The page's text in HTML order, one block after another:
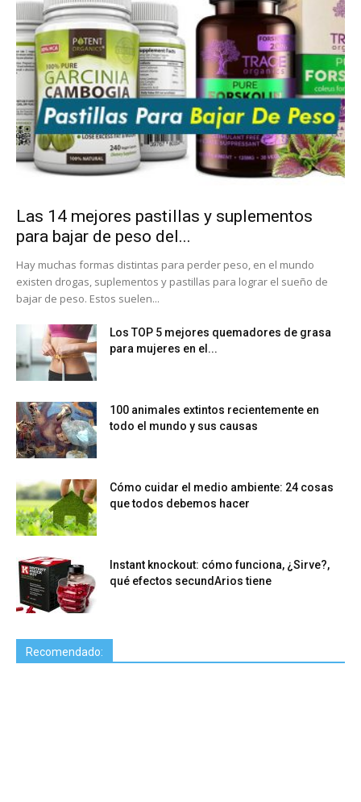
Las 14 mejores pastillas y suplementos
para bajar de peso del...
Hay muchas formas distintas para perder peso, en el mundo
existen drogas, suplementos y pastillas para lograr el sueño de
bajar de peso. Estos suelen...
Los TOP 5 mejores quemadores de grasa
para mujeres en el...
100 animales extintos recientemente en
todo el mundo y sus causas
Cómo cuidar el medio ambiente: 24 cosas
que todos debemos hacer
Instant knockout: cómo funciona, ¿Sirve?,
qué efectos secundArios tiene
Recomendado: